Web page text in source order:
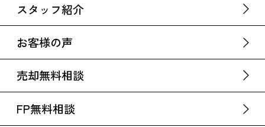
スタッフ紹介
お客様の声
売却無料相談
FP無料相談